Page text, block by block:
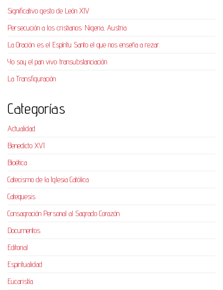
Significativo gesto de León XIV
Persecución a los cristianos: Nigeria, Austria
La Oración: es el Espíritu Santo el que nos enseña a rezar.
Yo soy el pan vivo: transubstanciación
La Transfiguración
Categorías
Actualidad
Benedicto XVI
Bioética
Catecismo de la Iglesia Católica
Catequesis
Consagración Personal al Sagrado Corazón
Documentos
Editorial
Espiritualidad
Eucaristía